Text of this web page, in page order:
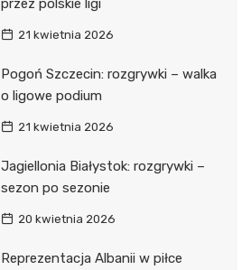
przez polskie ligi
21 kwietnia 2026
Pogoń Szczecin: rozgrywki – walka
o ligowe podium
21 kwietnia 2026
Jagiellonia Białystok: rozgrywki –
sezon po sezonie
20 kwietnia 2026
Reprezentacja Albanii w piłce